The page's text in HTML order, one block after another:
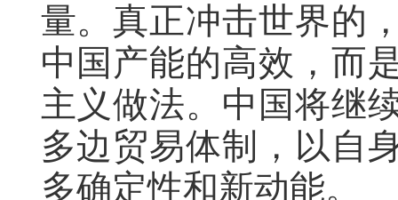
量。真正冲击世界的
中国产能的高效，而
主义做法。中国将继
多边贸易体制，以自
多确定性和新动能。